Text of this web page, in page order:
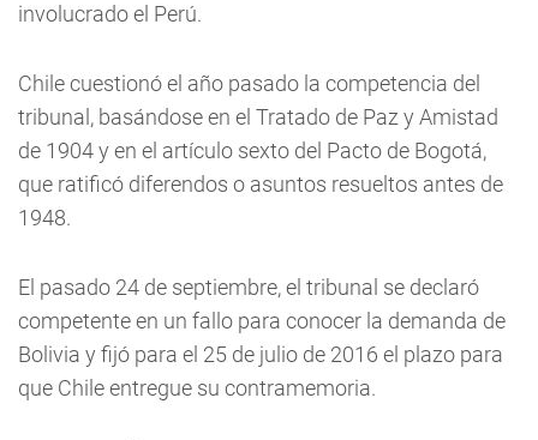
involucrado el Perú.
Chile cuestionó el año pasado la competencia del
tribunal, basándose en el Tratado de Paz y Amistad
de 1904 y en el artículo sexto del Pacto de Bogotá,
que ratificó diferendos o asuntos resueltos antes de
1948.
El pasado 24 de septiembre, el tribunal se declaró
competente en un fallo para conocer la demanda de
Bolivia y fijó para el 25 de julio de 2016 el plazo para
que Chile entregue su contramemoria.